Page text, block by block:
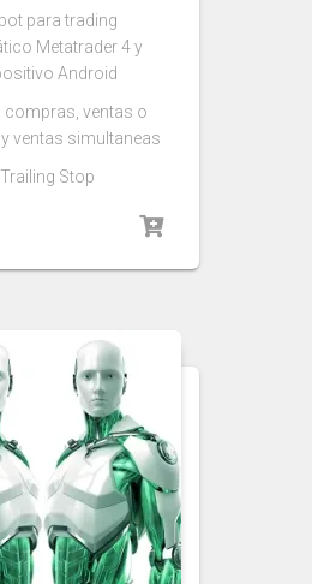
para trading
Metatrader 4 y
Android
compras, ventas o
ventas simultaneas
Trailing Stop